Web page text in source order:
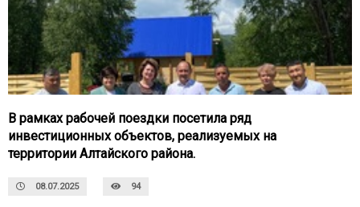
В рамках рабочей поездки посетила ряд
инвестиционных объектов, реализуемых на
территории Алтайского района.
08.07.2025 94